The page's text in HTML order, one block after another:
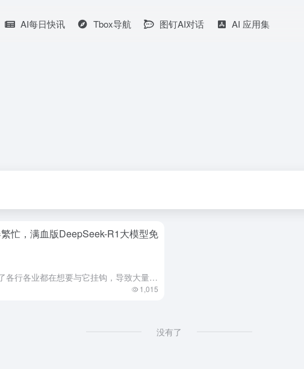
AI每日快讯 Tbox导航 图钉AI对话 AI 应用集
忙，满血版DeepSeek-R1大模型免
最近DeepSeek真的太火了各行各业都在想要与它挂钩，导致大量的用户涌入DeepSeek，另外还有一些外国佬对它进行网络攻击。这几天DeepSeek总是出现“服务器繁忙”和“回答速度慢”的情况。 今...
1,015
没有了